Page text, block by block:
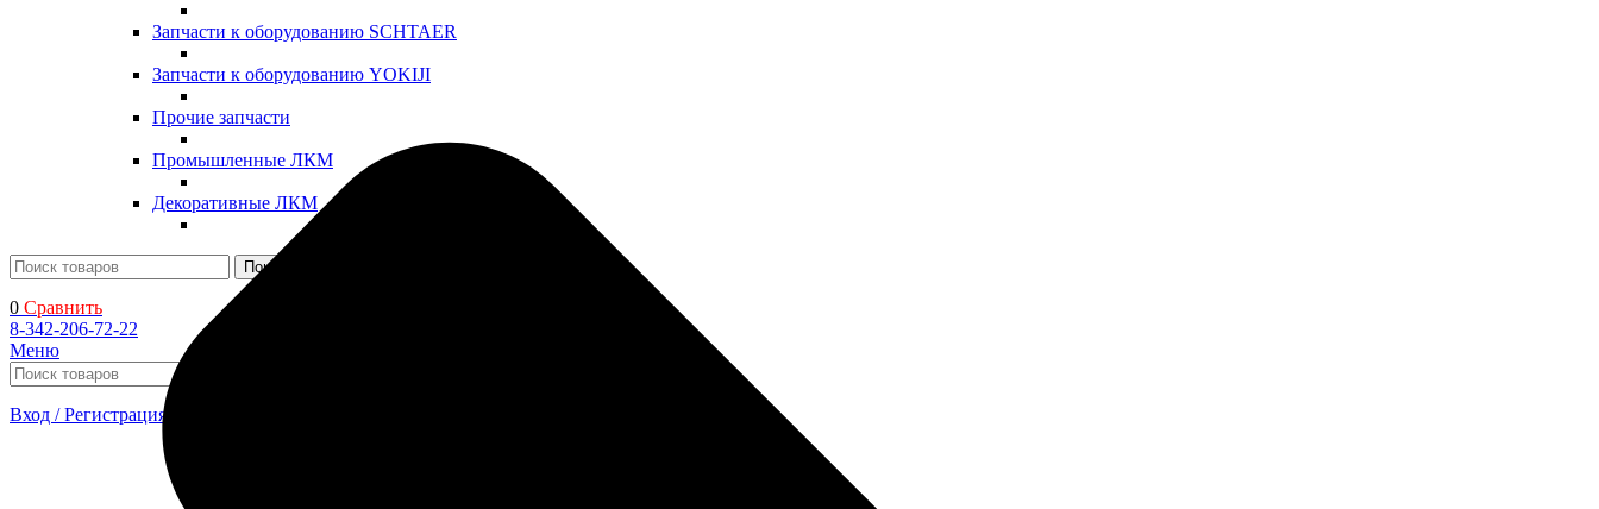
Запчасти к оборудованию SCHTAER
Запчасти к оборудованию YOKIJI
Прочие запчасти
Промышленные ЛКМ
Декоративные ЛКМ
Поиск
0 Сравнить
8-342-206-72-22
Меню
Вход / Регистрация